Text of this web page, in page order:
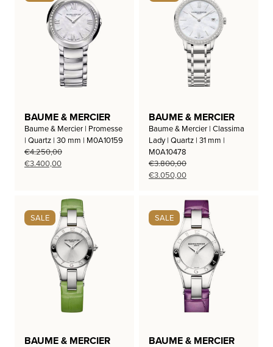
BAUME & MERCIER
Baume & Mercier | Promesse
| Quartz | 30 mm | M0A10159
€4.250,00
Oorspronkelijke
€4.250,00.
€3.400,00Huidige
€3.400,00.
BAUME & MERCIER
Baume & Mercier | Classima
Lady | Quartz | 31 mm |
M0A10478
€3.800,00
Oorspronkelijke
€3.800,00.
€3.050,00Huidige
€3.050,00.
SALE
BAUME & MERCIER
SALE
BAUME & MERCIER